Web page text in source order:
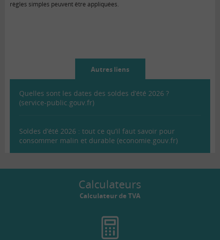
règles simples peuvent être appliquées.
Autres liens
Quelles sont les dates des soldes d’été 2026 ?
(service-public.gouv.fr)
Soldes d’été 2026 : tout ce qu’il faut savoir pour
consommer malin et durable (economie.gouv.fr)
Calculateurs
Calculateur de TVA